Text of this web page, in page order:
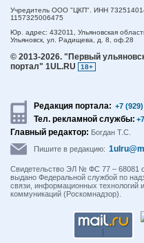
Учредитель ООО "ЦКП". ИНН
1157325006475
Юр. адрес: 432011, Ульяновская
Ульяновск, ул. Радищева, д. 8, оф.28
© 2013-2026. "Первый
портал" 1UL.RU
18+
Редакция портала: +7
Тел. рекламной службы:
Главный редактор: Богдан Т.С.
Пишите в редакцию:
Свидетельство ЭЛ № ФС 77 – 68081
выдано Федеральной службой по
связи, информационных технологий
коммуникаций (Роскомнадзор).